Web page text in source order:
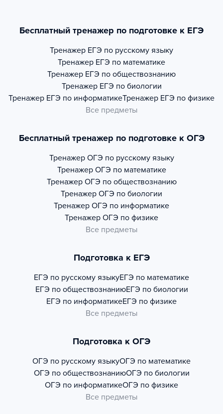
Бесплатный тренажер по подготовке к ЕГЭ
Тренажер ЕГЭ по русскому языку
Тренажер ЕГЭ по математике
Тренажер ЕГЭ по обществознанию
Тренажер ЕГЭ по биологии
Тренажер ЕГЭ по информатикеТренажер ЕГЭ по физике
Все предметы
Бесплатный тренажер по подготовке к ОГЭ
Тренажер ОГЭ по русскому языку
Тренажер ОГЭ по математике
Тренажер ОГЭ по обществознанию
Тренажер ОГЭ по биологии
Тренажер ОГЭ по информатике
Тренажер ОГЭ по физике
Все предметы
Подготовка к ЕГЭ
ЕГЭ по русскому языкуЕГЭ по математике
ЕГЭ по обществознаниюЕГЭ по биологии
ЕГЭ по информатикеЕГЭ по физике
Все предметы
Подготовка к ОГЭ
ОГЭ по русскому языкуОГЭ по математике
ОГЭ по обществознаниюОГЭ по биологии
ОГЭ по информатикеОГЭ по физике
Все предметы